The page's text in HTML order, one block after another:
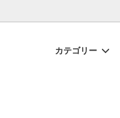
カテゴリー